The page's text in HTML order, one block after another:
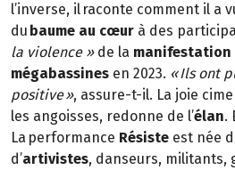
l’inverse, il raconte comment il a
du baume au cœur à des
la violence » de la manifestation
mégabassines en 2023. « Ils ont
positive », assure-t-il. La joie
les angoisses, redonne de l’élan.
La performance Résiste est née
d’artivistes, danseurs, militants,